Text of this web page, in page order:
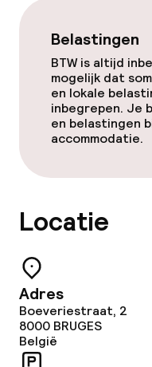
Diner à la
Diner, vast
Roomservice
Wasservice
Zakelijke
Belastingen
BTW is altijd
mogelijk dat
en lokale
inbegrepen. Je
en belastingen
accommodatie.
Locatie
Adres
Boeveriestraat, 2
8000 BRUGES
België